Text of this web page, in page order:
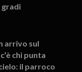
gradi
arrivo sul
chi punta
il parroco